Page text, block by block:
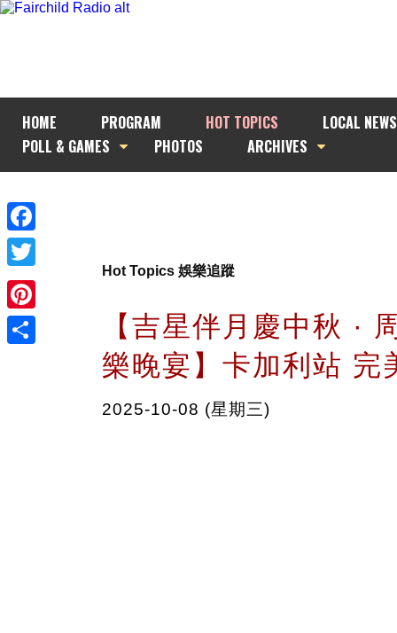
HOME PROGRAM HOT TOPICS
LOCAL NEWS
POLL & GAMES
PHOTOS ARCHIVES
Facebook
Twitter
Pinterest
Hot Topics 娛樂追蹤
【吉星伴月慶中秋 ·
樂晚宴】卡加利站 完
2025-10-08 (星期三)